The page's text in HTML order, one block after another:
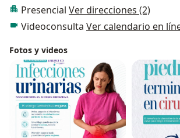
Presencial Ver direcciones (2)
Videoconsulta Ver calendario en
Fotos y videos